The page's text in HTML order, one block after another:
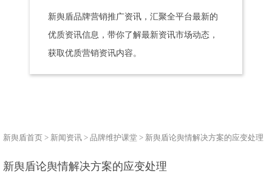
新舆盾品牌营销推广资讯，汇聚全平台最新的
优质资讯信息，带你了解最新资讯市场动态，
获取优质营销资讯内容。
新舆盾首页 > 新闻资讯 > 品牌维护课堂 > 新舆盾论舆情解决方案的应变处理
新舆盾论舆情解决方案的应变处理